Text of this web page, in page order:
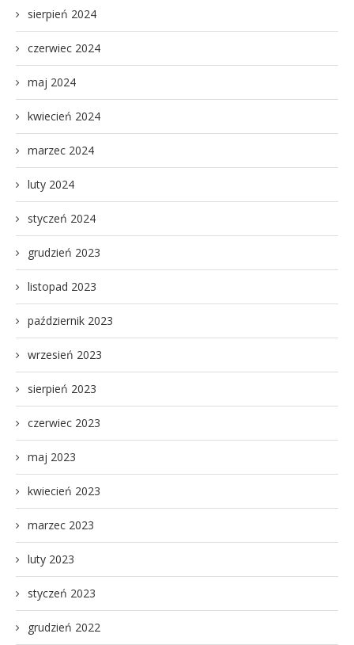
sierpień 2024
czerwiec 2024
maj 2024
kwiecień 2024
marzec 2024
luty 2024
styczeń 2024
grudzień 2023
listopad 2023
październik 2023
wrzesień 2023
sierpień 2023
czerwiec 2023
maj 2023
kwiecień 2023
marzec 2023
luty 2023
styczeń 2023
grudzień 2022